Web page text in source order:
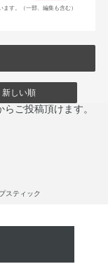
す。（一部、編集も含む）
しい順
ご投稿頂けます。
スティック